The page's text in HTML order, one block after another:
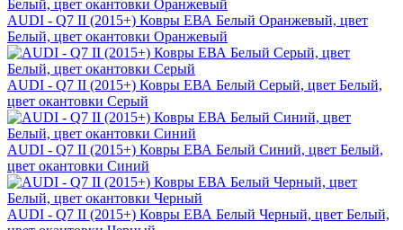
AUDI - Q7 II (2015+) Ковры ЕВА Белый Оранжевый, цвет
Белый, цвет окантовки Оранжевый
AUDI - Q7 II (2015+) Ковры ЕВА Белый Серый, цвет Белый,
цвет окантовки Серый
AUDI - Q7 II (2015+) Ковры ЕВА Белый Синий, цвет Белый,
цвет окантовки Синий
AUDI - Q7 II (2015+) Ковры ЕВА Белый Черный, цвет Белый,